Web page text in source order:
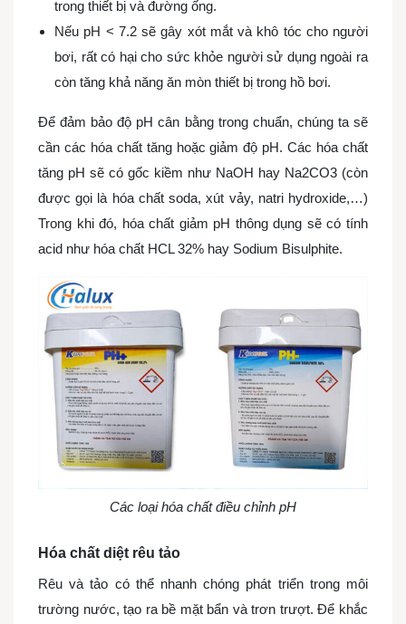
trong thiết bị và đường ống.
Nếu pH < 7.2 sẽ gây xót mắt và khô tóc cho người
bơi, rất có hại cho sức khỏe người sử dụng ngoài ra
còn tăng khả năng ăn mòn thiết bị trong hồ bơi.
Để đảm bảo độ pH cân bằng trong chuẩn, chúng ta sẽ
cần các hóa chất tăng hoặc giảm độ pH. Các hóa chất
tăng pH sẽ có gốc kiềm như NaOH hay Na2CO3 (còn
được gọi là hóa chất soda, xút vảy, natri hydroxide,…)
Trong khi đó, hóa chất giảm pH thông dụng sẽ có tính
acid như hóa chất HCL 32% hay Sodium Bisulphite.
Các loại hóa chất điều chỉnh pH
Hóa chất diệt rêu tảo
Rêu và tảo có thể nhanh chóng phát triển trong môi
trường nước, tạo ra bề mặt bẩn và trơn trượt. Để khắc